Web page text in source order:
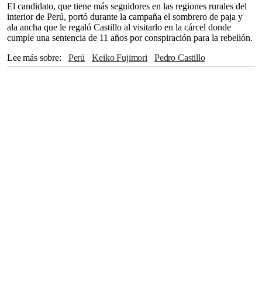
El candidato, que tiene más seguidores en las regiones rurales del
interior de Perú, portó durante la campaña el sombrero de paja y
ala ancha que le regaló Castillo al visitarlo en la cárcel donde
cumple una sentencia de 11 años por conspiración para la rebelión.
Lee más sobre
Perú Keiko Fujimori Pedro Castillo